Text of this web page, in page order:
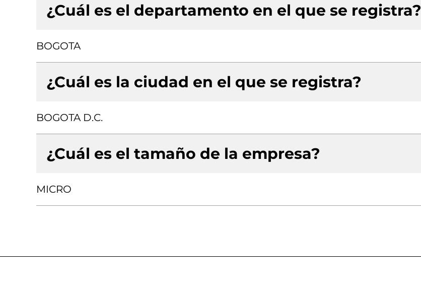
¿Cuál es el departamento en el que se registra?
BOGOTA
¿Cuál es la ciudad en el que se registra?
BOGOTA D.C.
¿Cuál es el tamaño de la empresa?
MICRO